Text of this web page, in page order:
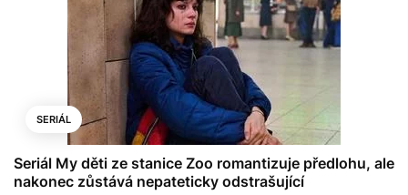
SERIÁL
Seriál My děti ze stanice Zoo romantizuje předlohu, ale
nakonec zůstává nepateticky odstrašující